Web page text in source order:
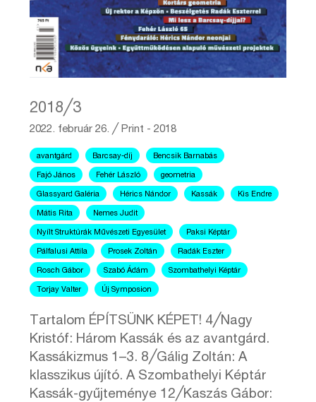
2018╱3
2022. február 26. ╱ Print - 2018
avantgárd Barcsay-díj Bencsik Barnabás
Fajó János Fehér László geometria
Glassyard Galéria Hérics Nándor Kassák Kis Endre
Mátis Rita Nemes Judit
Nyílt Struktúrák Művészeti Egyesület Paksi Képtár
Pálfalusi Attila Prosek Zoltán Radák Eszter
Rosch Gábor Szabó Ádám Szombathelyi Képtár
Torjay Valter Új Symposion
Tartalom ÉPÍTSÜNK KÉPET! 4╱Nagy
Kristóf: Három Kassák és az avantgárd.
Kassákizmus 1–3. 8╱Gálig Zoltán: A
klasszikus újító. A Szombathelyi Képtár
Kassák-gyűjteménye 12╱Kaszás Gábor: